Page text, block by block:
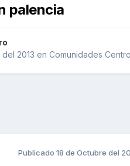
palencia
2013 en Comunidades
Publicado 18 de Octubre del